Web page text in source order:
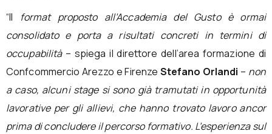
“Il
format proposto all’Accademia del Gusto è ormai
consolidato e porta a risultati concreti in termini di
occupabilità – spiega il direttore dell’area formazione di
Confcommercio Arezzo e Firenze Stefano Orlandi – non
a caso, alcuni stage si sono già tramutati in opportunità
lavorative per gli allievi, che hanno trovato lavoro ancor
prima di concludere il percorso formativo. L’esperienza sul